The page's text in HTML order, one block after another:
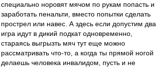
специально норовят мячом по рукам попасть и
заработать пенальти, вместо попытки сделать
прострел или навес. А здесь если допустим два
игра идут в дикий подкат одновременно,
стараясь выгрызть мяч тут еще можно
рассматривать что-то, а когда ты прямой ногой
делаешь человека инвалидом, пусть и не